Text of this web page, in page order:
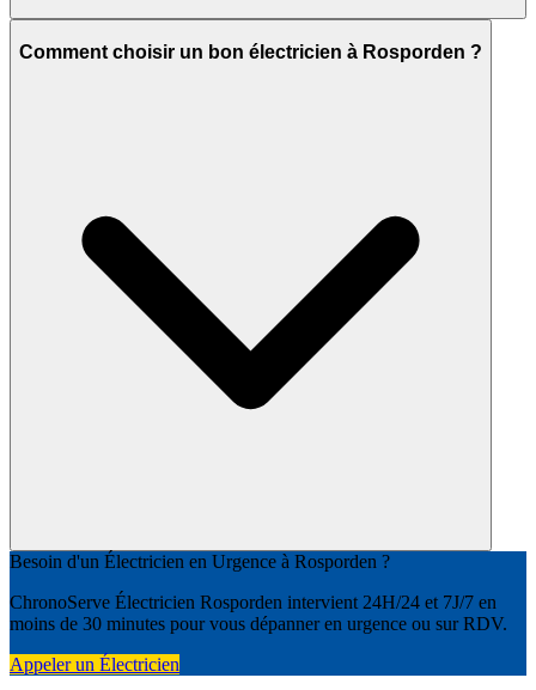
Comment choisir un bon électricien à Rosporden ?
Besoin d'un Électricien en Urgence à Rosporden ?
ChronoServe Électricien Rosporden intervient 24H/24 et 7J/7 en
moins de 30 minutes pour vous dépanner en urgence ou sur RDV.
Appeler un Électricien